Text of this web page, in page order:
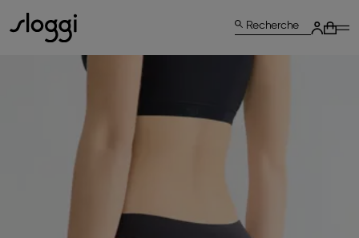
Recherche